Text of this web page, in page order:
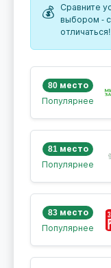
💰
Сравните
выбором -
отличаться!
80 место
Популярнее
81 место
Популярнее
83 место
Популярнее